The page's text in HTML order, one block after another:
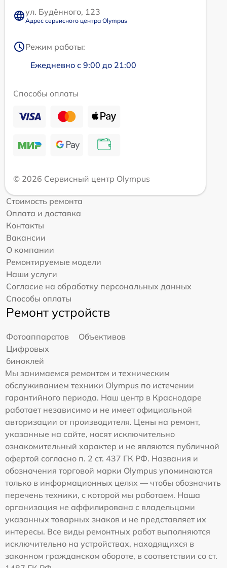
ул. Будённого, 123
Адрес сервисного центра Olympus
Режим работы:
Ежедневно с 9:00 до 21:00
Способы оплаты
© 2026 Сервисный центр Olympus
Стоимость ремонта
Оплата и доставка
Контакты
Вакансии
О компании
Ремонтируемые модели
Наши услуги
Согласие на обработку персональных данных
Способы оплаты
Ремонт устройств
Фотоаппаратов
Объективов
Цифровых
биноклей
Мы занимаемся ремонтом и техническим
обслуживанием техники Olympus по истечении
гарантийного периода. Наш центр в Краснодаре
работает независимо и не имеет официальной
авторизации от производителя. Цены на ремонт,
указанные на сайте, носят исключительно
ознакомительный характер и не являются публичной
офертой согласно п. 2 ст. 437 ГК РФ. Названия и
обозначения торговой марки Olympus упоминаются
только в информационных целях — чтобы обозначить
перечень техники, с которой мы работаем. Наша
организация не аффилирована с владельцами
указанных товарных знаков и не представляет их
интересы. Все виды ремонтных работ выполняются
исключительно на устройствах, находящихся в
законном гражданском обороте, в соответствии со ст.